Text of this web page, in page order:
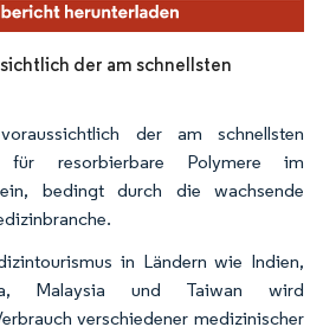
der am schnellsten
der am schnellsten
für resorbierbare Polymere im
bedingt durch die wachsende
in Ländern wie Indien,
Malaysia und Taiwan wird
verschiedener medizinischer